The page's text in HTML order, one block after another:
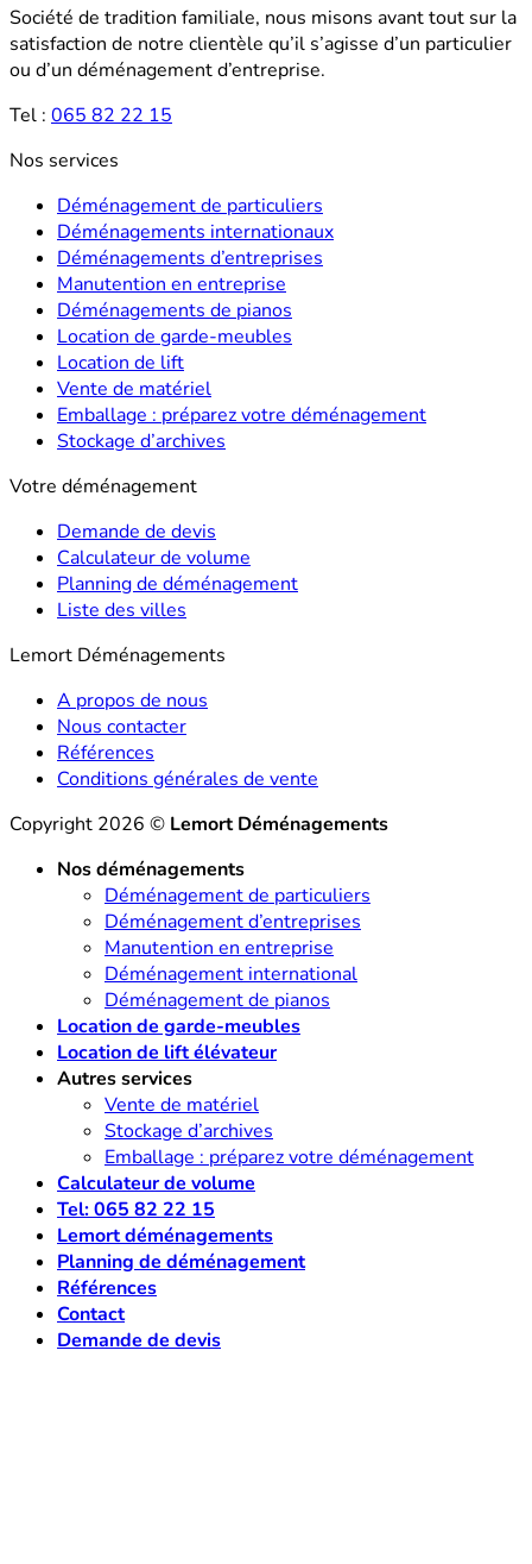
Société de tradition familiale, nous misons avant tout sur la
satisfaction de notre clientèle qu’il s’agisse d’un particulier
ou d’un déménagement d’entreprise.
Tel : 065 82 22 15
Nos services
Déménagement de particuliers
Déménagements internationaux
Déménagements d’entreprises
Manutention en entreprise
Déménagements de pianos
Location de garde-meubles
Location de lift
Vente de matériel
Emballage : préparez votre déménagement
Stockage d’archives
Votre déménagement
Demande de devis
Calculateur de volume
Planning de déménagement
Liste des villes
Lemort Déménagements
A propos de nous
Nous contacter
Références
Conditions générales de vente
Copyright 2026 © Lemort Déménagements
Nos déménagements
Déménagement de particuliers
Déménagement d’entreprises
Manutention en entreprise
Déménagement international
Déménagement de pianos
Location de garde-meubles
Location de lift élévateur
Autres services
Vente de matériel
Stockage d’archives
Emballage : préparez votre déménagement
Calculateur de volume
Tel: 065 82 22 15
Lemort déménagements
Planning de déménagement
Références
Contact
Demande de devis